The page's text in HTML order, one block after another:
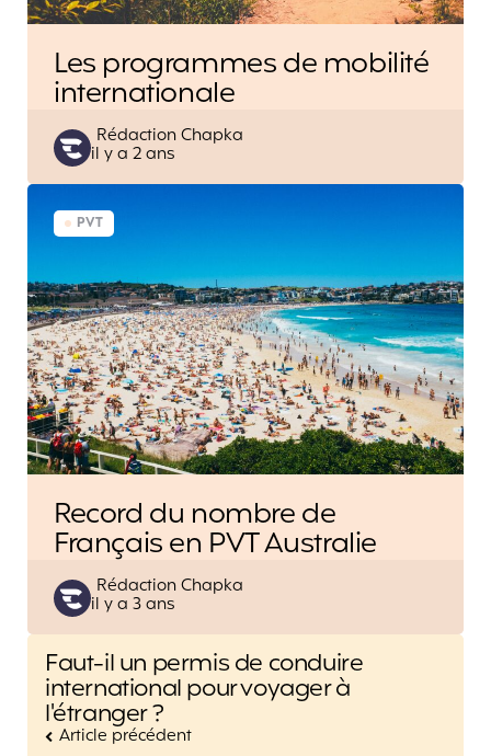
Les programmes de mobilité
internationale
Posted
by
Rédaction Chapka
il y a 2 ans
PVT
Record du nombre de
Français en PVT Australie
Posted
by
Rédaction Chapka
il y a 3 ans
Post
navigation
Faut-il un permis de conduire
international pour voyager à
l'étranger ?
Article précédent